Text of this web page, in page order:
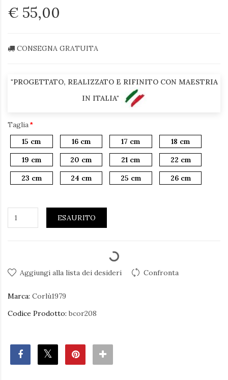
€ 55,00
CONSEGNA GRATUITA
"PROGETTATO, REALIZZATO E RIFINITO CON MAESTRIA
IN ITALIA"
Taglia
15 cm
16 cm 17 cm
18 cm
19 cm
20 cm 21 cm
22 cm
23 cm
24 cm 25 cm 26 cm
ESAURITO
Aggiungi alla lista dei desideri Confronta
Marca: Corlù1979
Codice Prodotto: bcor208